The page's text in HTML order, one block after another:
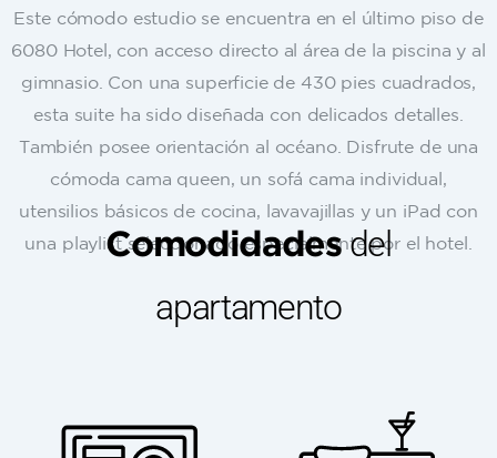
Este cómodo estudio se encuentra en el último piso de
6080 Hotel, con acceso directo al área de la piscina y al
gimnasio. Con una superficie de 430 pies cuadrados,
esta suite ha sido diseñada con delicados detalles.
También posee orientación al océano. Disfrute de una
cómoda cama queen, un sofá cama individual,
utensilios básicos de cocina, lavavajillas y un iPad con
una playlist seleccionado especialmente por el hotel.
Comodidadesdel
apartamento